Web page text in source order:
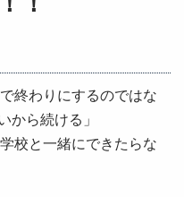
で終わりにするのではな
から続ける」
校と一緒にできたらな